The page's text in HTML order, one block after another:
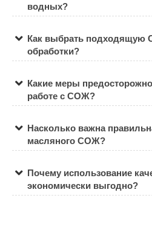
водных?
Как выбрать подходящую
обработки?
Какие меры
работе с СОЖ?
Насколько важна
масляного СОЖ?
Почему использование
экономически выгодно?